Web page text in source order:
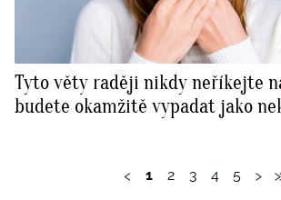
Tyto věty raději nikdy neříkejte
budete okamžitě vypadat jako
‹ 1 2 3 4 5 ›